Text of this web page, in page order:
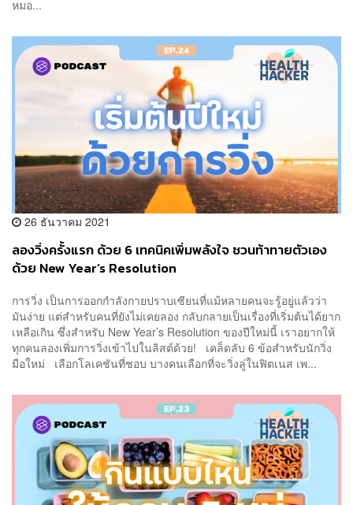
หมอ...
26 ธันวาคม 2021
ลองวิ่งครั้งแรก ด้วย 6 เทคนิคเพิ่มพลังใจ ชวนท้าทายตัวเอง
ด้วย New Year’s Resolution
การวิ่ง เป็นการออกกำลังกายปราบเซียนที่แม้หลายคนจะรู้อยู่แล้วว่า
มันง่าย แต่สำหรับคนที่ยังไม่เคยลอง กลับกลายเป็นเรื่องที่เริ่มต้นได้ยาก
เหลือเกิน ซึ่งสำหรับ New Year’s Resolution ของปีใหม่นี้ เราอยากให้
ทุกคนลองเพิ่มการวิ่งเข้าไปในลิสต์ด้วย! เคล็ดลับ 6 ข้อสำหรับนักวิ่ง
มือใหม่ เลือกโลเคชันที่ชอบ บางคนเลือกที่จะวิ่งลู่ในฟิตเนส เพ...